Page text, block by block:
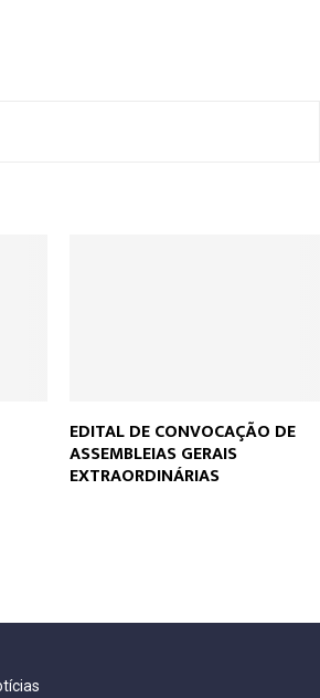
EDITAL DE CONVOCAÇÃO DE
ASSEMBLEIAS GERAIS
EXTRAORDINÁRIAS